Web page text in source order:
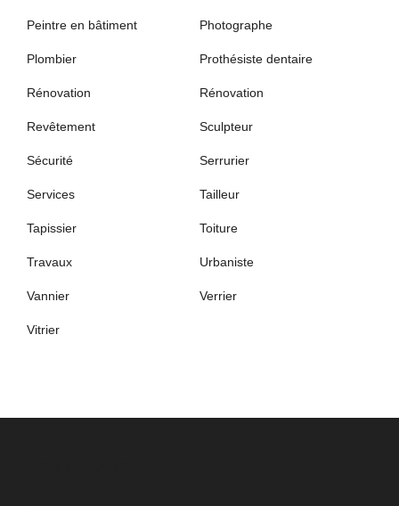
Peintre en bâtiment Photographe
Plombier Prothésiste dentaire
Rénovation Rénovation
Revêtement Sculpteur
Sécurité Serrurier
Services Tailleur
Tapissier Toiture
Travaux Urbaniste
Vannier Verrier
Vitrier